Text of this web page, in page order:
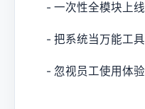
- 一次性全模块上线
- 把系统当万能工具
- 忽视员工使用体验